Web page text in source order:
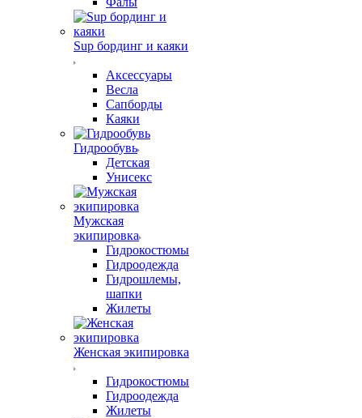
Sup бординг и каяки
Аксессуары
Весла
Сапборды
Каяки
Гидрообувь
Детская
Унисекс
Мужская
экипировка
Гидрокостюмы
Гидроодежда
Гидрошлемы,
шапки
Жилеты
Женская экипировка
Гидрокостюмы
Гидроодежда
Жилеты